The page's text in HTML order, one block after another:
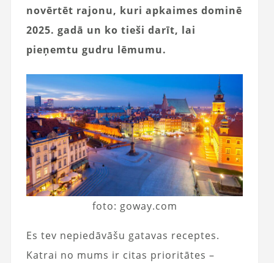
novērtēt rajonu, kuri apkaimes dominē
2025. gadā un ko tieši darīt, lai
pieņemtu gudru lēmumu.
foto: goway.com
Es tev nepiedāvāšu gatavas receptes.
Katrai no mums ir citas prioritātes –